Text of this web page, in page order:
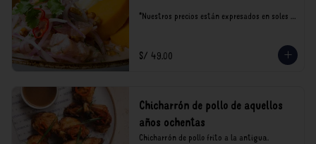
*Nuestros precios están expresados en soles e
S/ 49.00
Chicharrón de pollo de aquellos
años ochentas
Chicharrón de pollo frito a la antigua.